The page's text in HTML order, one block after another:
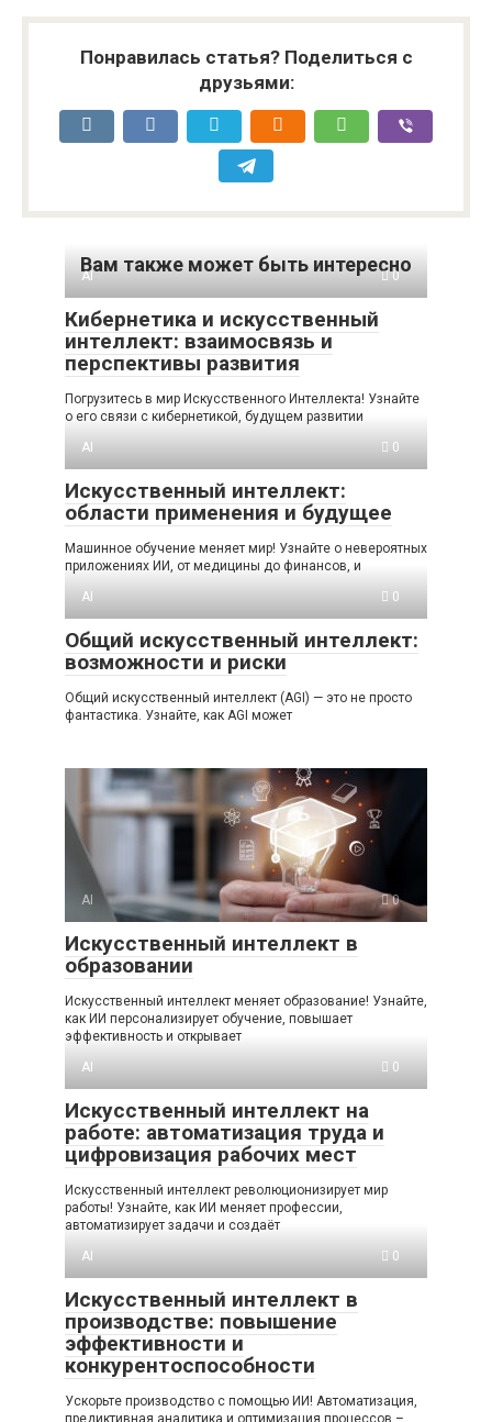
Понравилась статья? Поделиться с
друзьями:
Вам также может быть интересно
AI 0
Кибернетика и искусственный
интеллект: взаимосвязь и
перспективы развития
Погрузитесь в мир Искусственного Интеллекта! Узнайте
о его связи с кибернетикой, будущем развитии
AI
0
Искусственный интеллект:
области применения и будущее
Машинное обучение меняет мир! Узнайте о невероятных
приложениях ИИ, от медицины до финансов, и
AI
0
Общий искусственный интеллект:
возможности и риски
Общий искусственный интеллект (AGI) — это не просто
фантастика. Узнайте, как AGI может
AI 0
Искусственный интеллект в
образовании
Искусственный интеллект меняет образование! Узнайте,
как ИИ персонализирует обучение, повышает
эффективность и открывает
AI
0
Искусственный интеллект на
работе: автоматизация труда и
цифровизация рабочих мест
Искусственный интеллект революционизирует мир
работы! Узнайте, как ИИ меняет профессии,
автоматизирует задачи и создаёт
AI
0
Искусственный интеллект в
производстве: повышение
эффективности и
конкурентоспособности
Ускорьте производство с помощью ИИ! Автоматизация,
предиктивная аналитика и оптимизация процессов –